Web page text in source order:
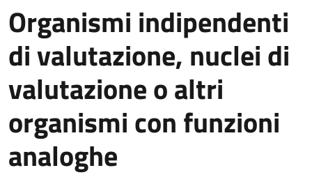
Organismi indipendenti
di valutazione, nuclei di
valutazione o altri
organismi con funzioni
analoghe